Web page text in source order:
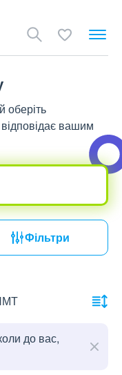
оберіть
вашим
Фільтри
до вас,